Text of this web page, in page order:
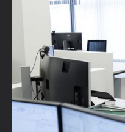
Dessins 2D,
: comment le
by Studibo utilise
En savoir plus →